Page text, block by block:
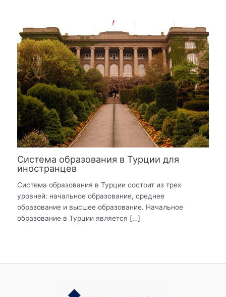
Система образования в Турции для
иностранцев
Система образования в Турции состоит из трех
уровней: начальное образование, среднее
образование и высшее образование. Начальное
образование в Турции является […]